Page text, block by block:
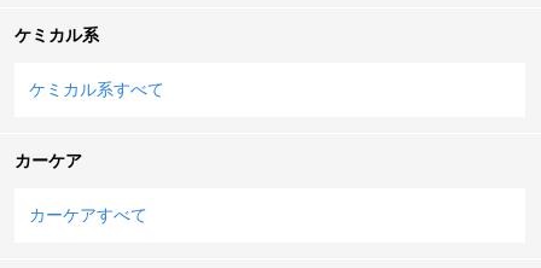
ケミカル系
ケミカル系すべて
カーケア
カーケアすべて